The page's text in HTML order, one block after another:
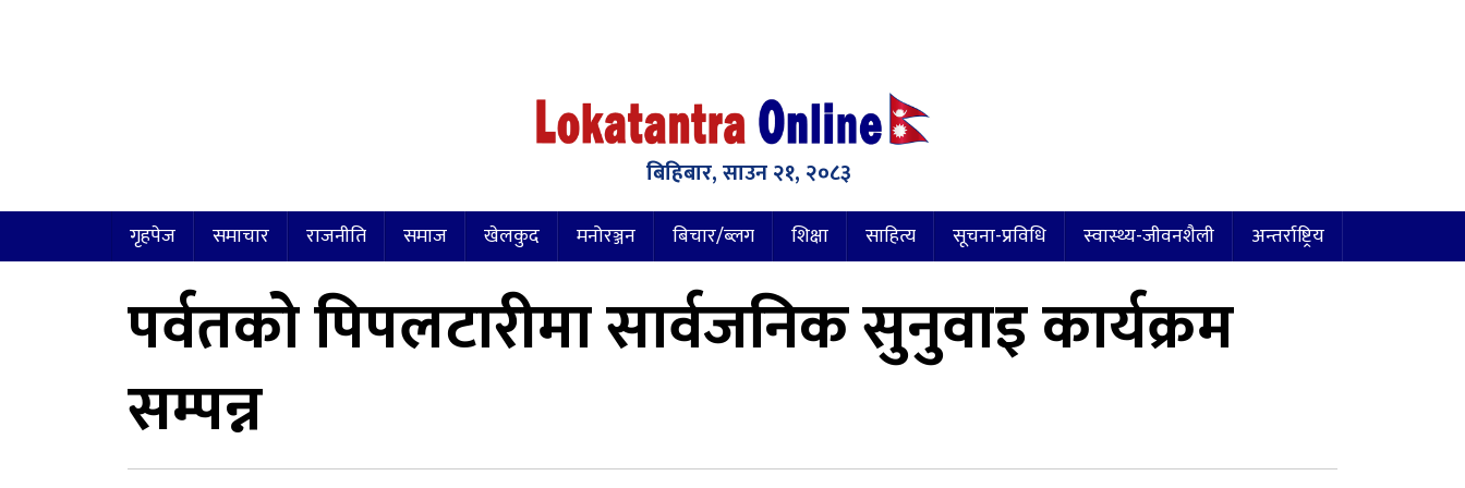
बिहिबार, साउन २१, २०८३
गृहपेज समाचार राजनीति समाज खेलकुद मनोरञ्जन बिचार/ब्लग शिक्षा साहित्य सूचना-प्रविधि स्वास्थ्य-जीवनशैली अन्तर्राष्ट्रिय
पर्वतको पिपलटारीमा सार्वजनिक सुनुवाइ कार्यक्रम
सम्पन्न